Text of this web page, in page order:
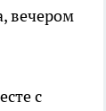
вечером
с